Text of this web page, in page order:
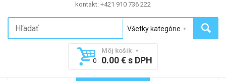
kontakt: +421 910 736 222
Môj košík
0
0.00 € s DPH